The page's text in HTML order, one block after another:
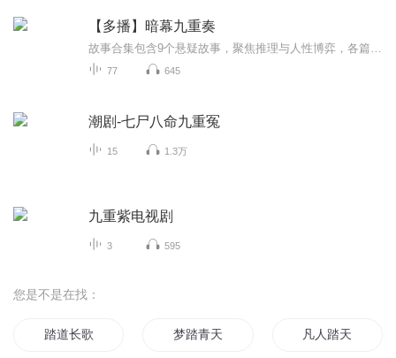
【多播】暗幕九重奏
77 645
潮剧-七尸八命九重冤
15 1.3万
九重紫电视剧
3 595
您是不是在找：
踏道长歌 梦踏青天 凡人踏天